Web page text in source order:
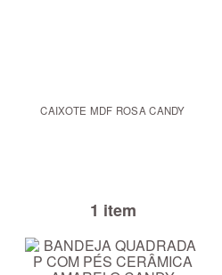
CAIXOTE MDF ROSA CANDY
1 item